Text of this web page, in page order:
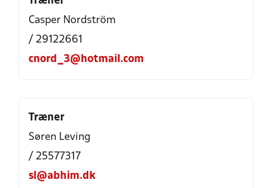
Casper Nordström
/ 29122661
cnord_3@hotmail.com
Træner
Søren Leving
/ 25577317
sl@abhim.dk